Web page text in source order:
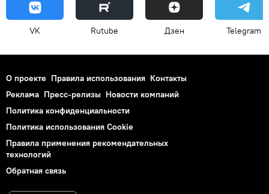
VK Rutube Дзен Telegram
О проекте Правила использования Контакты
Реклама Пресс-релизы Новости компаний
Политика конфиденциальности
Политика использования Cookie
Правила применения рекомендательных
технологий
Обратная связь